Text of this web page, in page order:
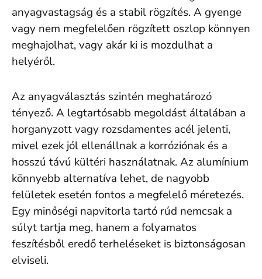
anyagvastagság és a stabil rögzítés. A gyenge
vagy nem megfelelően rögzített oszlop könnyen
meghajolhat, vagy akár ki is mozdulhat a
helyéről.
Az anyagválasztás szintén meghatározó
tényező. A legtartósabb megoldást általában a
horganyzott vagy rozsdamentes acél jelenti,
mivel ezek jól ellenállnak a korróziónak és a
hosszú távú kültéri használatnak. Az alumínium
könnyebb alternatíva lehet, de nagyobb
felületek esetén fontos a megfelelő méretezés.
Egy minőségi napvitorla tartó rúd nemcsak a
súlyt tartja meg, hanem a folyamatos
feszítésből eredő terheléseket is biztonságosan
elviseli.